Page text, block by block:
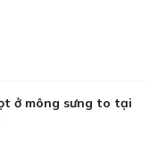
ở mông sưng to tại